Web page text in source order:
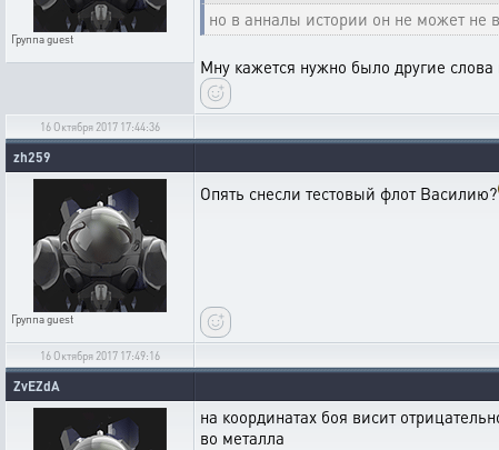
Группаguest
но в анналы истории он не может не
Мну кажется нужно было другие
16 Октября 2017 17:44:36
zh259
Группаguest
Опять снесли тестовый флот Василию?
16 Октября 2017 17:49:16
ZvEZdA
на координатах боя висит
во металла